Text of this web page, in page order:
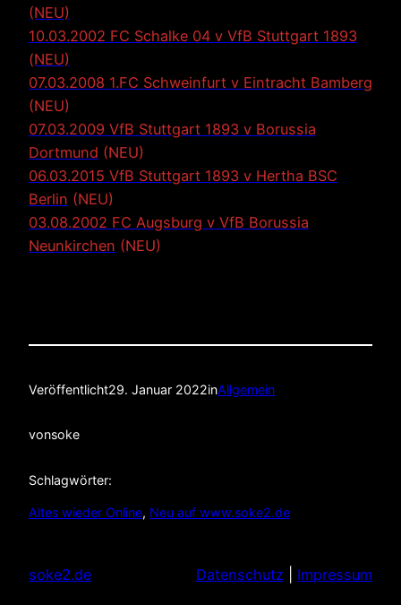
(NEU)
10.03.2002 FC Schalke 04 v VfB Stuttgart 1893
(NEU)
07.03.2008 1.FC Schweinfurt v Eintracht Bamberg
(NEU)
07.03.2009 VfB Stuttgart 1893 v Borussia
Dortmund (NEU)
06.03.2015 VfB Stuttgart 1893 v Hertha BSC
Berlin (NEU)
03.08.2002 FC Augsburg v VfB Borussia
Neunkirchen (NEU)
Veröffentlicht29. Januar 2022inAllgemein
vonsoke
Schlagwörter:
Altes wieder Online, Neu auf www.soke2.de
soke2.de Datenschutz Impressum